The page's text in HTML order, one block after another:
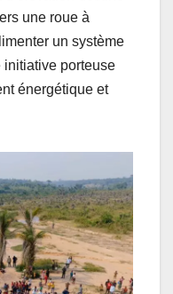
une roue à
un système
porteuse
énergétique et